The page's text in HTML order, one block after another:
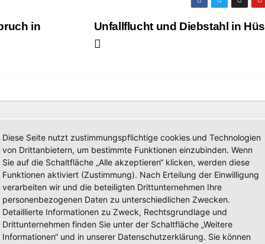
Unfallflucht und Diebstahl in
in
in
Arnsberg:
2026
POLIZEIBERICHT
Schwerer
Fahrradunfall in
Arnsberg:
sucht Zeugen
AUG. 5, 2026
Diese Seite nutzt zustimmungspflichtige cookies und Technologien
von Drittanbietern, um bestimmte Funktionen einzubinden. Wenn
Sie auf die Schaltfläche „Alle akzeptieren“ klicken, werden diese
Funktionen aktiviert (Zustimmung). Nach Erteilung der Einwilligung
verarbeiten wir und die beteiligten Drittunternehmen Ihre
personenbezogenen Daten zu unterschiedlichen Zwecken.
Detaillierte Informationen zu Zweck, Rechtsgrundlage und
Drittunternehmen finden Sie unter der Schaltfläche „Weitere
Informationen“ und in unserer Datenschutzerklärung. Sie können